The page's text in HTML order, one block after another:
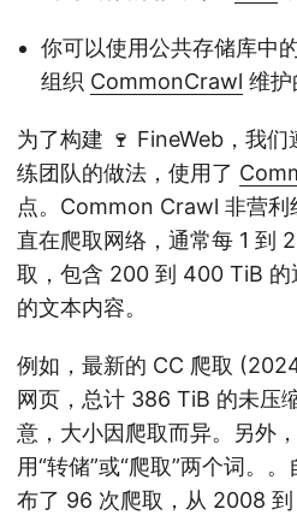
你可以使用公共存储库中
组织 CommonCrawl 维护
为了构建 🍷 FineWeb，我们
练团队的做法，使用了
点。Common Crawl 非营
直在爬取网络，通常每 1 到
取，包含 200 到 400 TiB 的
的文本内容。
例如，最新的 CC 爬取
网页，总计 386 TiB 的未压
意，大小因爬取而异。另外
用“转储”或“爬取”两个词。 。
布了 96 次爬取，从 2008 到